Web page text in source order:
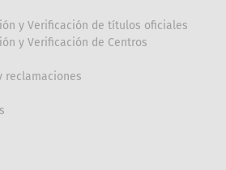
y Verificación de títulos oficiales
y Verificación de Centros
reclamaciones